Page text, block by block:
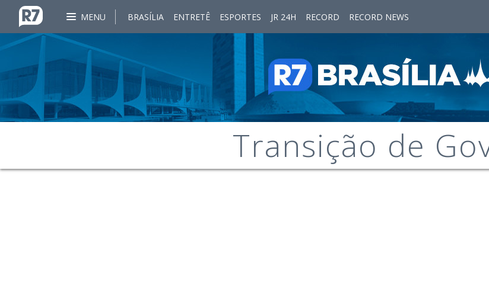
MENU BRASÍLIA ENTRETÊ ESPORTES JR 24H RECORD RECORD NEWS
Transição de